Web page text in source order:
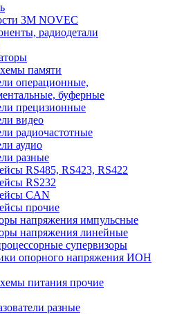
3M NOVEC
радиодетали
памяти
операционные,
буферные
прецизионные
видео
радиочастотные
аудио
разные
RS485, RS423, RS422
RS232
CAN
прочие
напряжения импульсные
напряжения линейные
супервизоры
опорного напряжения ИОН
питания прочие
разные